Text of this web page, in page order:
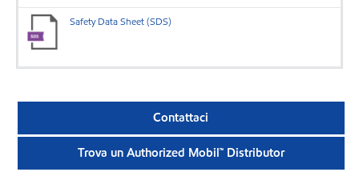
Safety Data Sheet (SDS)
Contattaci
Trova un Authorized Mobil™ Distributor